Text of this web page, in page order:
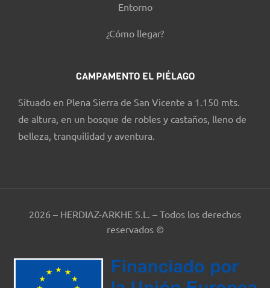
Entorno
¿Cómo llegar?
CAMPAMENTO EL PIÉLAGO
Situado en Plena Sierra de San Vicente a 1.150 mts.
de altura, en un bosque de robles y castaños, lleno de
belleza, tranquilidad y aventura.
2026 – HERDIAZ-ARKHE S.L. – Todos los derechos
reservados ©